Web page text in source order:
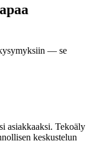
— se
asiakkaaksi. Tekoäly
keskustelun